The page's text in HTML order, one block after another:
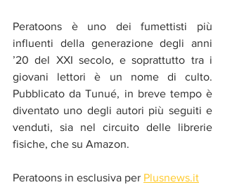
Peratoons è uno dei fumettisti più
influenti della generazione degli anni
’20 del XXI secolo, e soprattutto tra i
giovani lettori è un nome di culto.
Pubblicato da Tunué, in breve tempo è
diventato uno degli autori più seguiti e
venduti, sia nel circuito delle librerie
fisiche, che su Amazon.
Peratoons in esclusiva per Plusnews.it